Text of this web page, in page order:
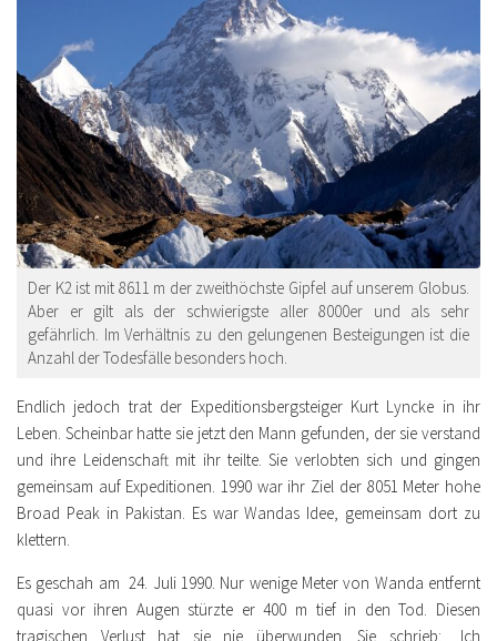
Der K2 ist mit 8611 m der zweithöchste Gipfel auf unserem Globus.
Aber er gilt als der schwierigste aller 8000er und als sehr
gefährlich. Im Verhältnis zu den gelungenen Besteigungen ist die
Anzahl der Todesfälle besonders hoch.
Endlich jedoch trat der Expeditionsbergsteiger Kurt Lyncke in ihr
Leben. Scheinbar hatte sie jetzt den Mann gefunden, der sie verstand
und ihre Leidenschaft mit ihr teilte. Sie verlobten sich und gingen
gemeinsam auf Expeditionen. 1990 war ihr Ziel der 8051 Meter hohe
Broad Peak in Pakistan. Es war Wandas Idee, gemeinsam dort zu
klettern.
Es geschah am 24. Juli 1990. Nur wenige Meter von Wanda entfernt
quasi vor ihren Augen stürzte er 400 m tief in den Tod. Diesen
tragischen Verlust hat sie nie überwunden. Sie schrieb: „ Ich